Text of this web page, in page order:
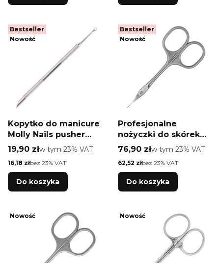
Bestseller
Nowość
Kopytko do manicure
Molly Nails pusher
skośny oraz pierścień
Cena brutto
19,90 złw tym %s VAT
w tym 23% VAT
Cena netto
16,18 złbez 23% VAT
Do koszyka
Bestseller
Nowość
Profesjonalne
nożyczki do skórek
ballerina Staleks Pro
Uniq 10 TYPE 4
Cena brutto
76,90 złw tym %s VAT
w tym 23% VAT
Cena netto
62,52 złbez 23% VAT
Do koszyka
Nowość Nowość